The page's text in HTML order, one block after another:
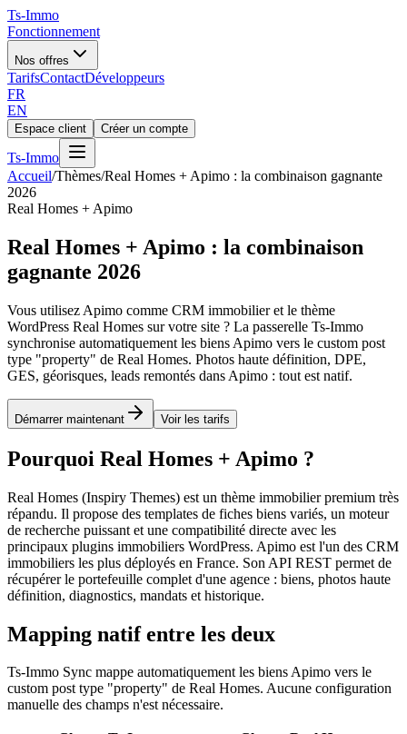
Ts-Immo
Fonctionnement
Nos offres
TarifsContactDéveloppeurs
FR
EN
Espace client Créer un compte
Ts-Immo
Accueil/Thèmes/Real Homes + Apimo : la combinaison gagnante
2026
Real Homes + Apimo
Real Homes + Apimo : la combinaison
gagnante 2026
Vous utilisez Apimo comme CRM immobilier et le thème
WordPress Real Homes sur votre site ? La passerelle Ts-Immo
synchronise automatiquement les biens Apimo vers le custom post
type "property" de Real Homes. Photos haute définition, DPE,
GES, géorisques, leads remontés dans Apimo : tout est natif.
Démarrer maintenant Voir les tarifs
Pourquoi Real Homes + Apimo ?
Real Homes (Inspiry Themes) est un thème immobilier premium très
répandu. Il propose des templates de fiches biens variés, un moteur
de recherche puissant et une compatibilité directe avec les
principaux plugins immobiliers WordPress. Apimo est l'un des CRM
immobiliers les plus déployés en France. Son API REST permet de
récupérer le portefeuille complet d'une agence : biens, photos haute
définition, diagnostics, mandats et historique.
Mapping natif entre les deux
Ts-Immo Sync mappe automatiquement les biens Apimo vers le
custom post type "property" de Real Homes. Aucune configuration
manuelle des champs n'est nécessaire.